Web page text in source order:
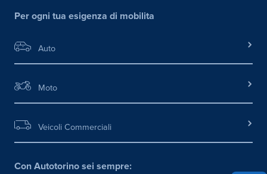
Per ogni tua esigenza di mobilita
Auto
Moto
Veicoli Commerciali
Con Autotorino sei sempre: